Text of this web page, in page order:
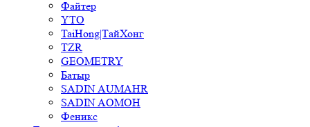
Файтер
YTO
TaiHong|ТайХонг
TZR
GEOMETRY
Батыр
SADIN AUMAHR
SADIN AOMOH
Феникс